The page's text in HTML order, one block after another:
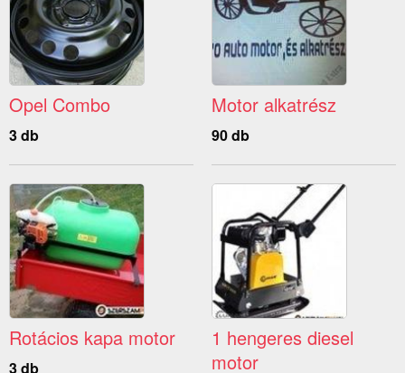
Opel Combo
3 db
Motor alkatrész
90 db
Rotácios kapa motor
3 db
1 hengeres diesel
motor